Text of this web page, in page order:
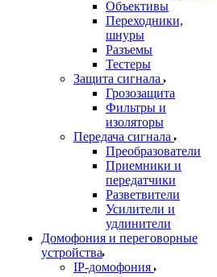
Объективы
Переходники,
шнуры
Разъемы
Тестеры
Защита сигнала
Грозозащита
Фильтры и
изоляторы
Передача сигнала
Преобразователи
Приемники и
передатчики
Разветвители
Усилители и
удлинители
Домофония и переговорные
устройства
IP-домофония